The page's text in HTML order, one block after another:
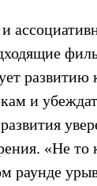
и
«Не то
раунде